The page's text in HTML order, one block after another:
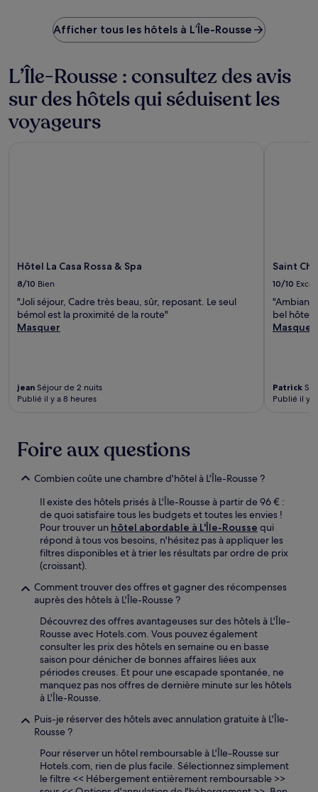
Afficher tous les hôtels à L’Île-Rousse
L’Île-Rousse : consultez des avis
sur des hôtels qui séduisent les
voyageurs
Hôtel La Casa Rossa & Spa
8/10 Bien
"Joli séjour, Cadre très beau, sûr, reposant. Le seul
bémol est la proximité de la route"
Masquer
jean Séjour de 2 nuits
Publié il y a 8 heures
Saint
10/10
bel hôtel"
Masquer
Patrick
Publié il y
Foire aux questions
Combien coûte une chambre d'hôtel à L'Île-Rousse ?
Il existe des hôtels prisés à L'Île-Rousse à partir de 96 € :
de quoi satisfaire tous les budgets et toutes les envies !
Pour trouver un hôtel abordable à L'Île-Rousse qui
répond à tous vos besoins, n'hésitez pas à appliquer les
filtres disponibles et à trier les résultats par ordre de prix
(croissant).
Comment trouver des offres et gagner des récompenses
auprès des hôtels à L'Île-Rousse ?
Découvrez des offres avantageuses sur des hôtels à L'Île-
Rousse avec Hotels.com. Vous pouvez également
consulter les prix des hôtels en semaine ou en basse
saison pour dénicher de bonnes affaires liées aux
périodes creuses. Et pour une escapade spontanée, ne
manquez pas nos offres de dernière minute sur les hôtels
à L'Île-Rousse.
Puis-je réserver des hôtels avec annulation gratuite à L'Île-
Rousse ?
Pour réserver un hôtel remboursable à L'Île-Rousse sur
Hotels.com, rien de plus facile. Sélectionnez simplement
le filtre << Hébergement entièrement remboursable >>